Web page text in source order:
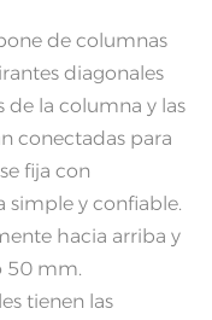
de columnas
diagonales
de la columna y las
conectadas para
fija con
simple y confiable.
hacia arriba y
50 mm.
tienen las